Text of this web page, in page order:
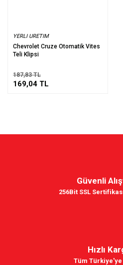
YERLI URETIM
Chevrolet Cruze Otomatik Vites
Teli Klipsi
187,83 TL
169,04 TL
Güvenli
256Bit SSL
Hızlı
Tüm Türkiye'ye